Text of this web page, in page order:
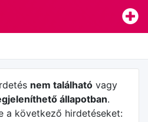
nem találhatóvagy
állapotban.
a következő hirdetéseket: